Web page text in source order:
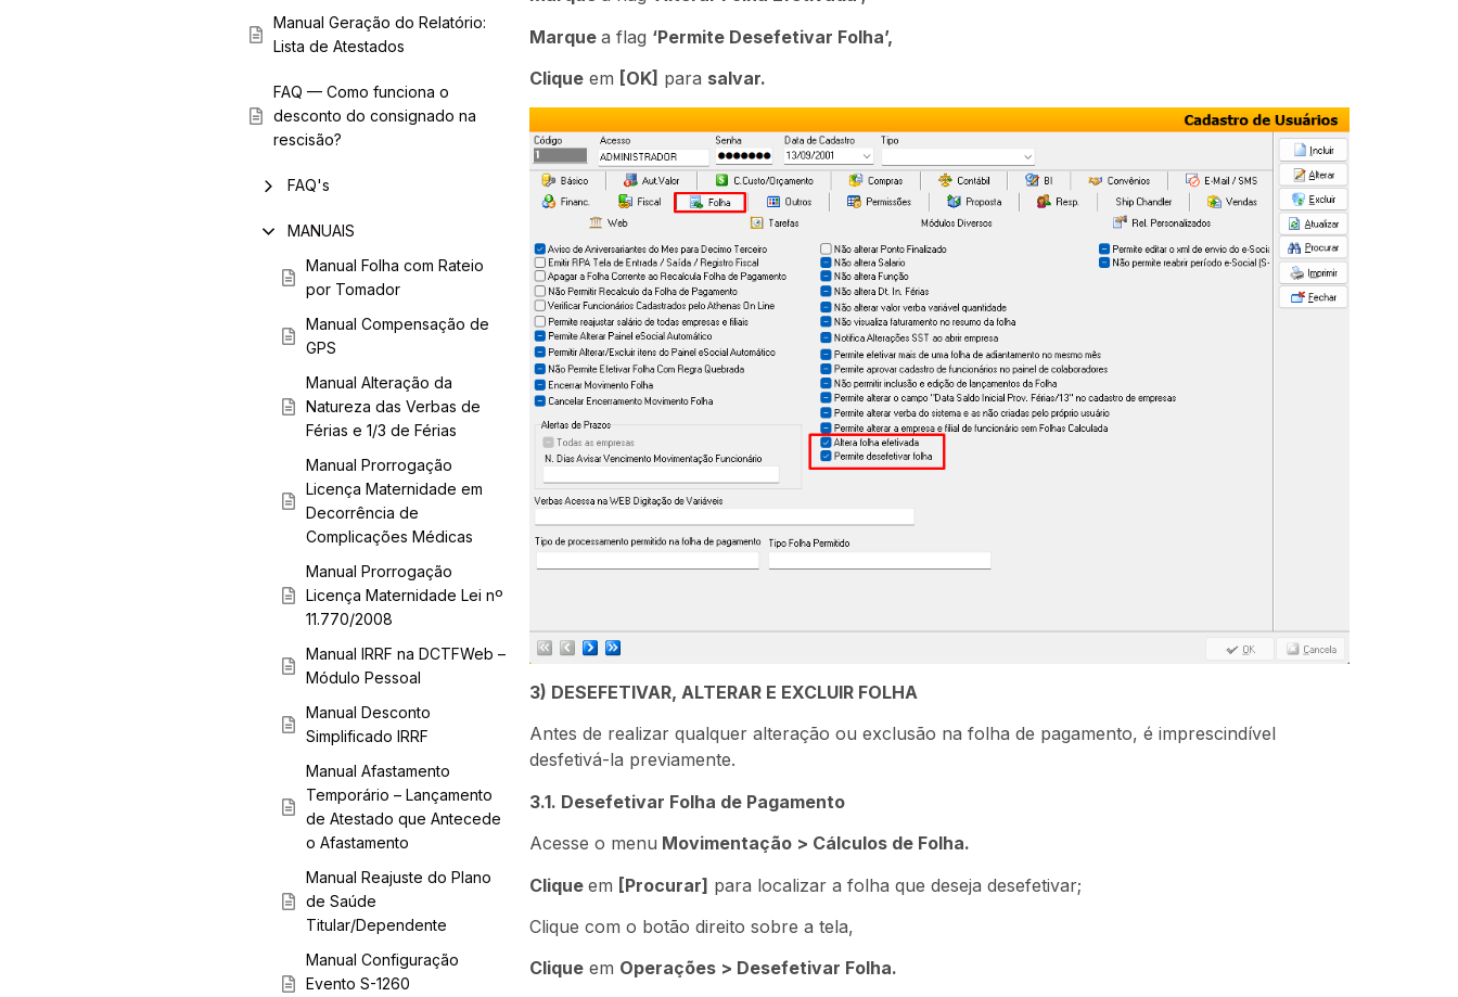
Manual Geração do Relatório:
Lista de Atestados
FAQ — Como funciona o
desconto do consignado na
rescisão?
FAQ's
MANUAIS
Manual Folha com Rateio
por Tomador
Manual Compensação de
GPS
Manual Alteração da
Natureza das Verbas de
Férias e 1/3 de Férias
Manual Prorrogação
Licença Maternidade em
Decorrência de
Complicações Médicas
Manual Prorrogação
Licença Maternidade Lei nº
11.770/2008
Manual IRRF na DCTFWeb –
Módulo Pessoal
Manual Desconto
Simplificado IRRF
Manual Afastamento
Temporário – Lançamento
de Atestado que Antecede
o Afastamento
Manual Reajuste do Plano
de Saúde
Titular/Dependente
Manual Configuração
Evento S-1260
Marque a flag ‘Permite Desefetivar Folha’,
Cliqueem [OK] para salvar.
3) DESEFETIVAR, ALTERAR E EXCLUIR FOLHA
Antes de realizar qualquer alteração ou exclusão na folha de pagamento, é imprescindível
desfetivá-la previamente.
3.1. Desefetivar Folha de Pagamento
Acesse o menu Movimentação > Cálculos de Folha.
Clique em [Procurar] para localizar a folha que deseja desefetivar;
Clique com o botão direito sobre a tela,
Cliqueem Operações > Desefetivar Folha.